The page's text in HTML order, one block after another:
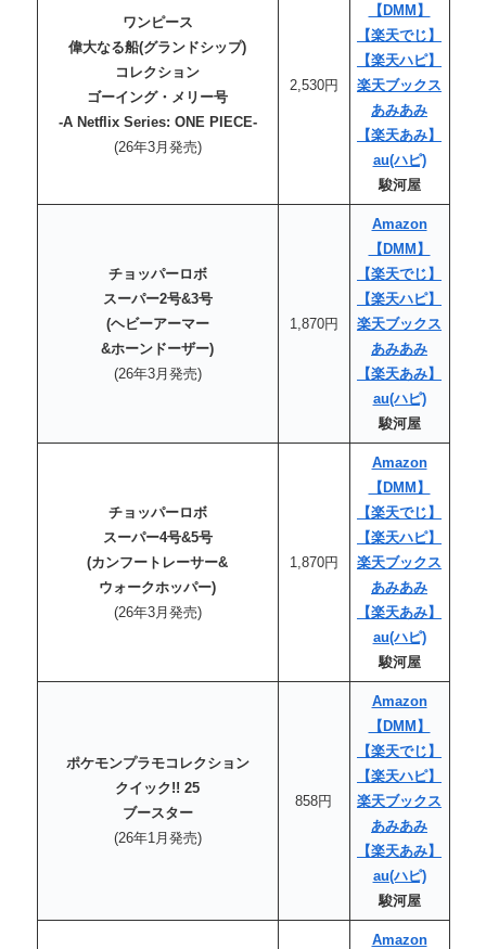
ワンピース
偉大なる船(グランドシップ)
コレクション
ゴーイング・メリー号
-A Netflix Series: ONE PIECE-
(26年3月発売)
2,530円
【DMM】
【楽天でじ】
【楽天ハピ】
楽天ブックス
あみあみ
【楽天あみ】
au(ハピ)
駿河屋
チョッパーロボ
スーパー2号&3号
(ヘビーアーマー
&ホーンドーザー)
(26年3月発売)
1,870円
Amazon
【DMM】
【楽天でじ】
【楽天ハピ】
楽天ブックス
あみあみ
【楽天あみ】
au(ハピ)
駿河屋
チョッパーロボ
スーパー4号&5号
(カンフートレーサー&
ウォークホッパー)
(26年3月発売)
1,870円
Amazon
【DMM】
【楽天でじ】
【楽天ハピ】
楽天ブックス
あみあみ
【楽天あみ】
au(ハピ)
駿河屋
ポケモンプラモコレクション
クイック!! 25
ブースター
(26年1月発売)
858円
Amazon
【DMM】
【楽天でじ】
【楽天ハピ】
楽天ブックス
あみあみ
【楽天あみ】
au(ハピ)
駿河屋
Amazon